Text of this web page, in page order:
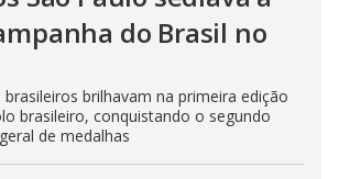
do Brasil no
brilhavam na primeira edição
brasileiro, conquistando o segundo
de medalhas